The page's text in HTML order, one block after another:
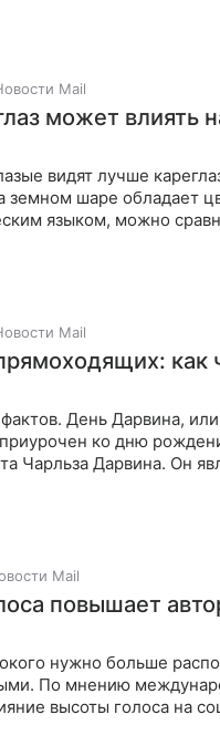
Mail
может влиять
видят лучше
земном шаре обладает
языком, можно
Mail
как
День Дарвина,
ко дню
Чарльза Дарвина. Он
Mail
повышает
нужно больше
По мнению
высоты голоса на